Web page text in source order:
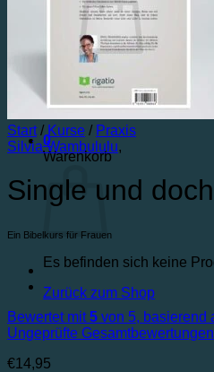
Es befinden sich
Zurück zum Shop
0
Warenkorb
Es befinden sich keine
Zurück zum Shop
Start / Kurse / Praxis
Silvia Wambululu,
Single und
Ein Bibelkurs für Frauen
Bewertet mit5 von 5, basierend
Ungeprüfte Gesamtbewertungen
€14,95